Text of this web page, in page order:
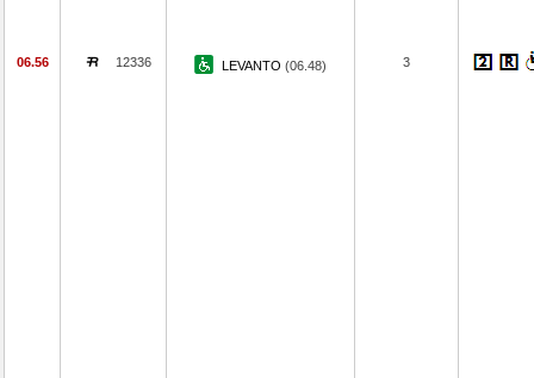
06.56 12336 LEVANTO (06.48) 3